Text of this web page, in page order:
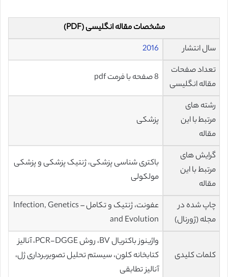
مشخصات مقاله انگلیسی (PDF)
سال انتشار
2016
تعداد صفحات
مقاله انگلیسی
8 صفحه با فرمت pdf
رشته های
مرتبط با این
مقاله
پزشکی
گرایش های
مرتبط با این
مقاله
باکتری شناسی پزشکی، ژنتیک پزشکی و پزشکی
مولکولی
چاپ شده در
مجله (ژورنال)
عفونت، ژنتیک و تکامل – Infection, Genetics
and Evolution
کلمات کلیدی
واژینوز باکتریال BV، روش PCR-DGGE، آنالیز
کتابخانه کلون، سیستم تحلیل تصویربرداری ژل،
آنالیز تطابقی